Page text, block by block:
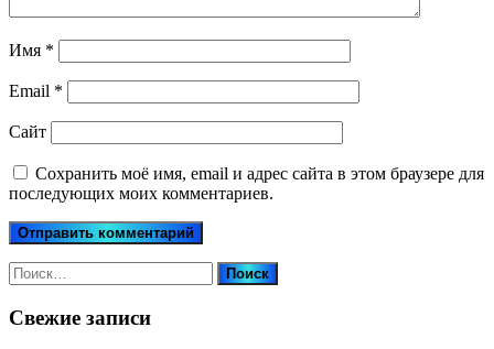
Имя *
Email *
Сайт
Сохранить моё имя, email и адрес сайта в этом браузере для
последующих моих комментариев.
Найти:
Свежие записи